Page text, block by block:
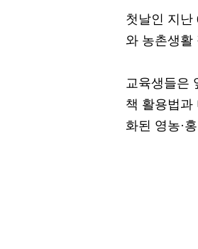
첫날인 지난
와 농촌생활
교육생들은
책 활용법과
화된 영농·